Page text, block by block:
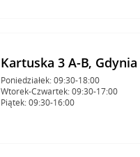
Kartuska 3 A-B, Gdynia
Poniedziałek: 09:30-18:00
Wtorek-Czwartek: 09:30-17:00
Piątek: 09:30-16:00